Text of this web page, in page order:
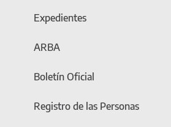
Expedientes
ARBA
Boletín Oficial
Registro de las Personas